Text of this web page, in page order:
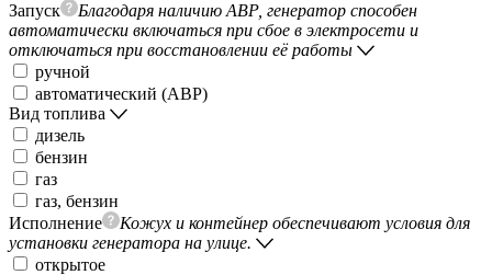
Запуск
Благодаря наличию АВР, генератор способен
автоматически включаться при сбое в электросети и
отключаться при восстановлении её работы
ручной
автоматический (АВР)
Вид топлива
дизель
бензин
газ
газ, бензин
Исполнение
Кожух и контейнер обеспечивают условия для
установки генератора на улице.
открытое